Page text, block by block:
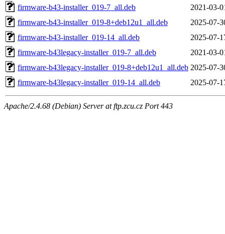
firmware-b43-installer_019-7_all.deb
2021-03-
firmware-b43-installer_019-8+deb12u1_all.deb
2025-07-
firmware-b43-installer_019-14_all.deb
2025-07-
firmware-b43legacy-installer_019-7_all.deb
2021-03-
firmware-b43legacy-installer_019-8+deb12u1_all.deb 2025-07-
firmware-b43legacy-installer_019-14_all.deb
2025-07-
Apache/2.4.68 (Debian) Server at ftp.zcu.cz Port 443